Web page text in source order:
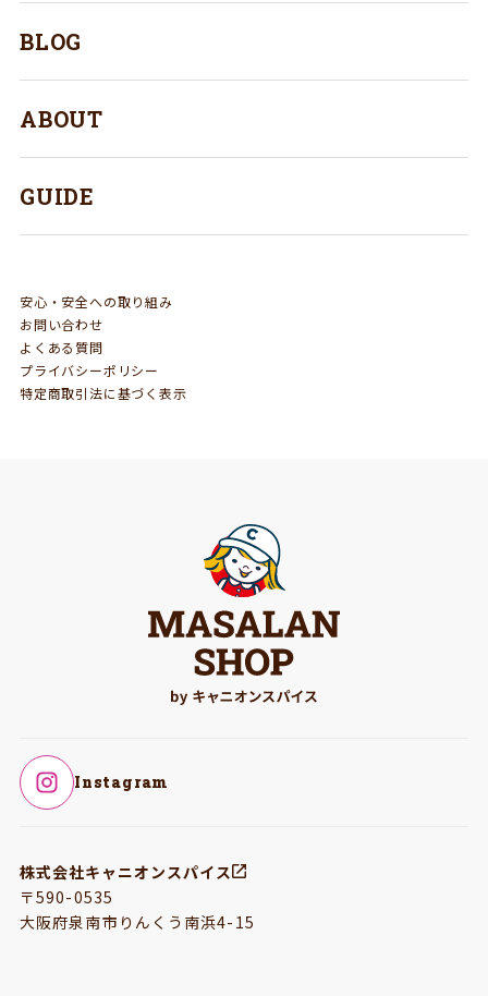
BLOG
ABOUT
GUIDE
安心・安全への取り組み
お問い合わせ
よくある質問
プライバシーポリシー
特定商取引法に基づく表示
Instagram
株式会社キャニオンスパイス
〒590-0535
大阪府泉南市りんくう南浜4-15